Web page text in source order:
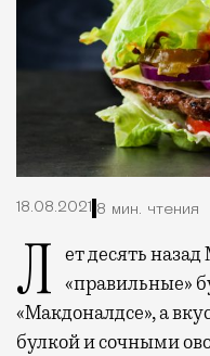
18.08.2021 8 мин. чтения
Лет десять назад Москва открыла для себя «правильные»
«Макдоналдсе», а
булкой и сочными